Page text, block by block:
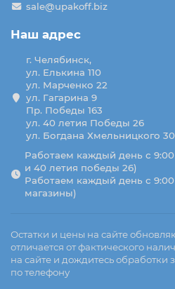
sale@upakoff.biz
Наш адрес
г. Челябинск,
ул. Елькина 110
ул. Марченко 22
ул. Гагарина 9
Пр. Победы 163
ул. 40 летия Победы 26
ул. Богдана Хмельницкого
Работаем каждый день с
и 40 летия победы 26)
Работаем каждый день с
магазины)
Остатки и цены на сайте
отличается от фактического
на сайте и дождитесь обработки
по телефону